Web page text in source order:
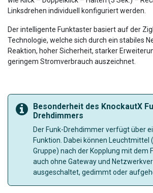
Linksdrehen individuell konfiguriert werden.
Der intelligente Funktaster basiert auf der
Technologie, welche sich durch ein stabiles
Reaktion, hoher Sicherheit, starker
geringem Stromverbrauch auszeichnet.
Besonderheit des KnockautX
Drehdimmers
Der Funk-Drehdimmer verfügt über
Funktion. Dabei können Leuchtmittel
Gruppe) nach der Kopplung mit dem
auch ohne Gateway und
ausgeschaltet, gedimmt oder